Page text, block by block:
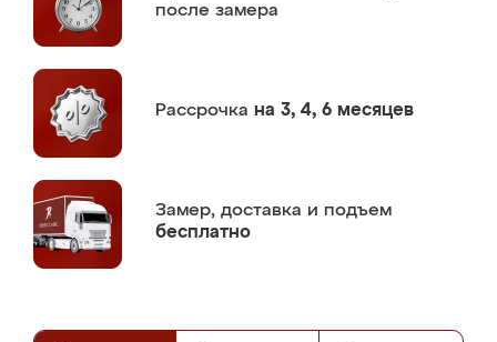
после замера
Рассрочка на 3, 4, 6 месяцев
Замер, доставка и подъем
бесплатно